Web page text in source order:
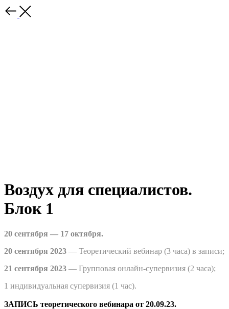
Воздух для специалистов.
Блок 1
20 сентября — 17 октября.
20 сентября 2023 — Теоретический вебинар (3 часа) в записи;
21 сентября 2023 — Групповая онлайн-супервизия (2 часа);
1 индивидуальная супервизия (1 час).
ЗАПИСЬ теоретического вебинара от 20.09.23.